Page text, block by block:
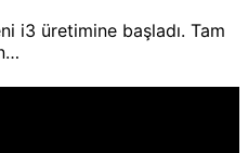
i3 üretimine başladı. Tam